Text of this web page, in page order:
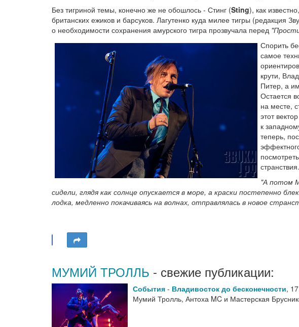
Без тигриной темы, конечно же не обошлось - Стинг (Sting), как
британских ежиков и барсуков. Лагутенко куда милее тигры (редакция
о необходимости сохранения амурского тигра прозвучала перед
Спорить
самое
крути,
Питер, а
Остается
на месте,
этот
к
теперь,
странствия.
"А потом
сидели, глядя как солнце опускается в море, а краски постепенно
лодка, медленно покачиваясь на волнах, отправлялась в новое
МУМИЙ ТРОЛЛЬ - свежие публикации:
События - Владивосток до бесконечности,
Мумий Тролль, Антоха MC и Мастерская